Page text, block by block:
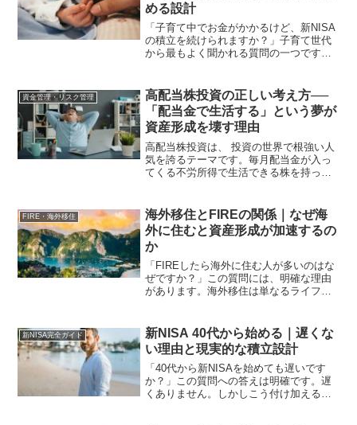
める設計
「子育て中でお金がかかるけど、新NISA
の積立を続けられますか？」子育て世代
から最もよく聞かれる質問の一つです。
の成長とともに支出は増え続けます。こ
の状況で新NISAの...
資金管理・リスク管理
高配当株投資の正しい考え方──
「配当金で生活する」という夢が
資産形成を壊す理由
高配当株投資は、 投資の世界で根強い人
気を誇るテーマです。毎月配当金が入っ
てくる不労所得で生活できる株を持って
ア」を目指す人は 年々増えています。し
かし私は、 手取り1...
FIRE・海外移住
海外移住とFIREの関係｜なぜ海
外に住むと資産形成が加速するの
か
「FIREしたら海外に住む人が多いのはな
ぜですか？」この質問には、明確な理由
があります。海外移住は単なるライフス
トがあります。私は金融資産1億円を超え
てFIREを達成し...
新NISA完全ガイド
新NISA 40代から始める｜遅くな
い理由と現実的な積立設計
「40代から新NISAを始めても遅いです
か？」この質問への答えは明確です。遅
くありません。しかしこう付け加える必